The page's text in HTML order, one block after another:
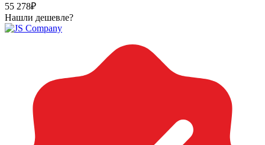
55 278₽
Нашли дешевле?